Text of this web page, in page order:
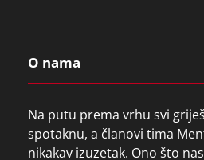
O nama
Na putu prema vrhu svi
spotaknu, a članovi tima
nikakav izuzetak. Ono što